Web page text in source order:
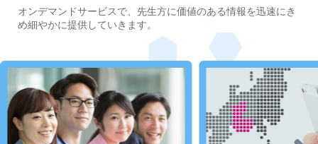
オンデマンドサービスで、先生方に価値のある情報を迅速にき
め細やかに提供していきます。